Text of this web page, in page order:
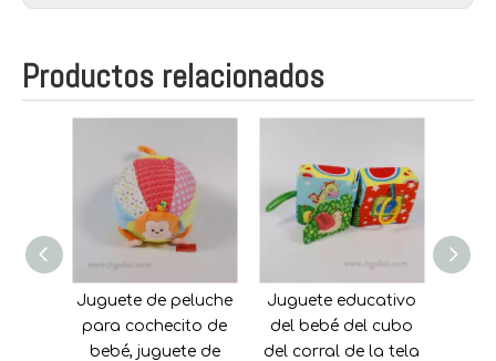
Productos relacionados
de peluche
de
juguete de
Juguete educativo
del bebé del cubo
del corral de la tela
Peluche Fragancia
Frijol Fruta Juguete
Melocotón